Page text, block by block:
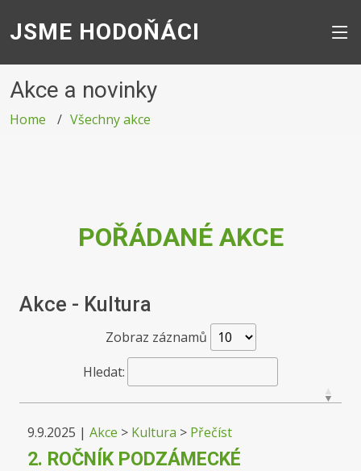
JSME HODOŇÁCI
Akce a novinky
Home Všechny akce
POŘÁDANÉ AKCE
Akce - Kultura
Zobraz záznamů
Hledat:
9.9.2025 | Akce > Kultura > Přečíst
2. ROČNÍK PODZÁMECKÉ